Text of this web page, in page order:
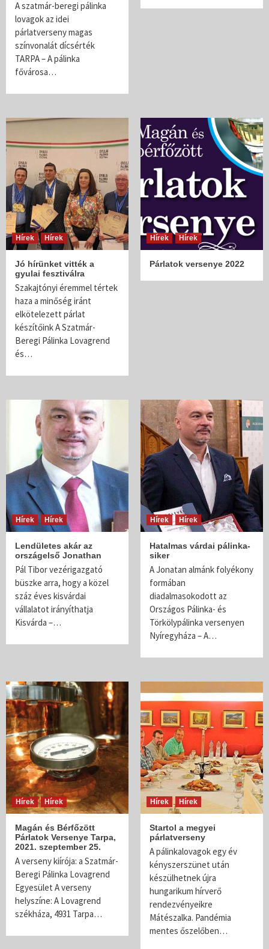
A szatmár-beregi pálinka
lovagok az idei
párlatverseny magas
színvonalát dícsérték
TARPA – A pálinka
fővárosa…
Hírek Hírek
Jó hírünket vitték a
gyulai fesztiválra
Szakajtónyi éremmel tértek
haza a minőség iránt
elkötelezett párlat
készítőink A Szatmár-
Beregi Pálinka Lovagrend
és…
Hírek Hírek
Párlatok versenye 2022
Hírek Hírek
Lendületes akár az
országelső Jonathan
Pál Tibor vezérigazgató
büszke arra, hogy a közel
száz éves kisvárdai
vállalatot irányíthatja
Kisvárda –…
Hírek Hírek
Hatalmas várdai pálinka-
siker
A Jonatan almánk folyékony
formában
diadalmasokodott az
Országos Pálinka- és
Törkölypálinka versenyen
Nyíregyháza – A…
Hírek Hírek
Magán és Bérfőzött
Párlatok Versenye Tarpa,
2021. szeptember 25.
A verseny kiírója: a Szatmár-
Beregi Pálinka Lovagrend
Egyesület A verseny
helyszíne: A Lovagrend
székháza, 4931 Tarpa…
Hírek Hírek
Startol a megyei
párlatverseny
A pálinkalovagok egy év
kényszerszünet után
készülhetnek újra
hungarikum hírverő
rendezvényeikre
Mátészalka. Pandémia
mentes őszelőben…